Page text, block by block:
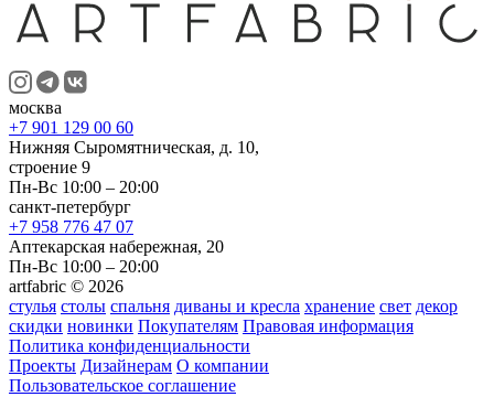
москва
+7 901 129 00 60
Нижняя Сыромятническая, д. 10,
строение 9
Пн-Вс 10:00 – 20:00
санкт-петербург
+7 958 776 47 07
Аптекарская набережная, 20
Пн-Вс 10:00 – 20:00
artfabric © 2026
стулья столы спальня диваны и кресла хранение свет декор
скидки новинки Покупателям Правовая информация
Политика конфиденциальности
Проекты Дизайнерам О компании
Пользовательское соглашение